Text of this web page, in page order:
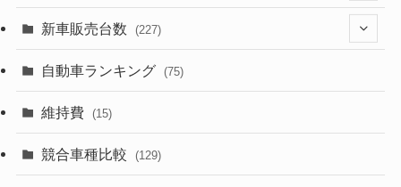
(357)
(328)
(242)
(85)
(84)
(28)
(8)
(3)
新車販売台数 (227)
(21)
自動車ランキング (75)
維持費 (15)
競合車種比較 (129)